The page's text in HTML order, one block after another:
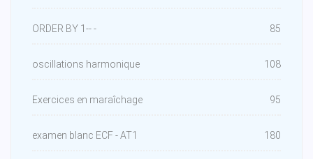
ORDER BY 1-- - 85
oscillations harmonique 108
Exercices en maraîchage 95
examen blanc ECF - AT1 180